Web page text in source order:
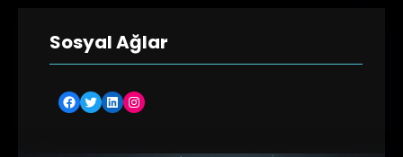
Sosyal Ağlar
Facebook Twitter LinkedIn Instagram